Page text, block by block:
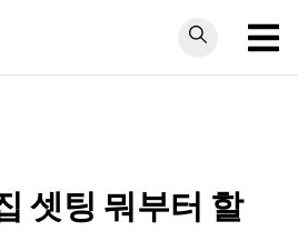
셋팅 뭐부터 할